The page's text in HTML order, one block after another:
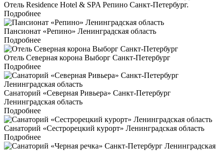
Отель Residence Hotel & SPA Репино Санкт-Петербург.
Подробнее
Пансионат «Репино» Ленинградская область
Подробнее
Отель Северная корона Выборг Санкт-Петербург
Подробнее
Санаторий «Северная Ривьера» Санкт-Петербург
Ленинградская область
Подробнее
Санаторий «Сестрорецкий курорт» Ленинградская область
Подробнее